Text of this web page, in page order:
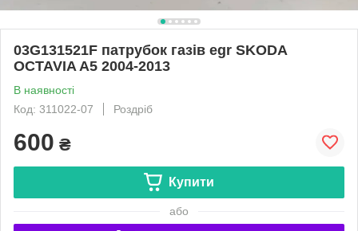
03G131521F патрубок газів egr SKODA
OCTAVIA A5 2004-2013
В наявності
Код: 311022-07
Роздріб
600 ₴
Купити
або